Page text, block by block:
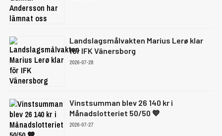
Landslagsmålvakten Marius Lerø klar
för IFK Vänersborg
2026-07-28
Vinstsumman blev 26 140 kr i
Månadslotteriet 50/50 💙
2026-07-27